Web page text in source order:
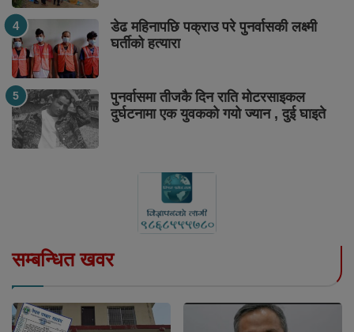
डेढ महिनापछि पक्राउ परे पुनर्वासकी लक्ष्मी
घर्तीको हत्यारा
पुनर्वासमा तीजकै दिन राति मोटरसाइकल
दुर्घटनामा एक युवकको गयो ज्यान , दुई घाइते
सम्बन्धित खवर